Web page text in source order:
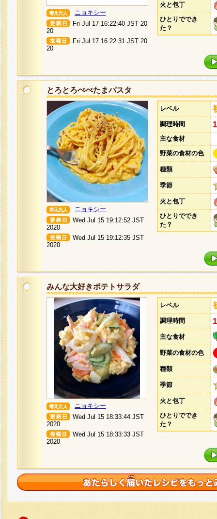
ニョキシー
Fri Jul 17 16:22:40 JST 20
20
Fri Jul 17 16:22:31 JST 20
20
火と包丁
ひとりででき
た？
とろとろぺぺたまパスタ
ニョキシー
Wed Jul 15 19:12:52 JST
2020
Wed Jul 15 19:12:35 JST
2020
レベル
調理時間
主な食材
野菜の食材の色
種類
季節
火と包丁
ひとりででき
た？
みんな大好きポテトサラダ
ニョキシー
Wed Jul 15 18:33:44 JST
2020
Wed Jul 15 18:33:33 JST
2020
レベル
調理時間
主な食材
野菜の食材の色
種類
季節
火と包丁
ひとりででき
た？